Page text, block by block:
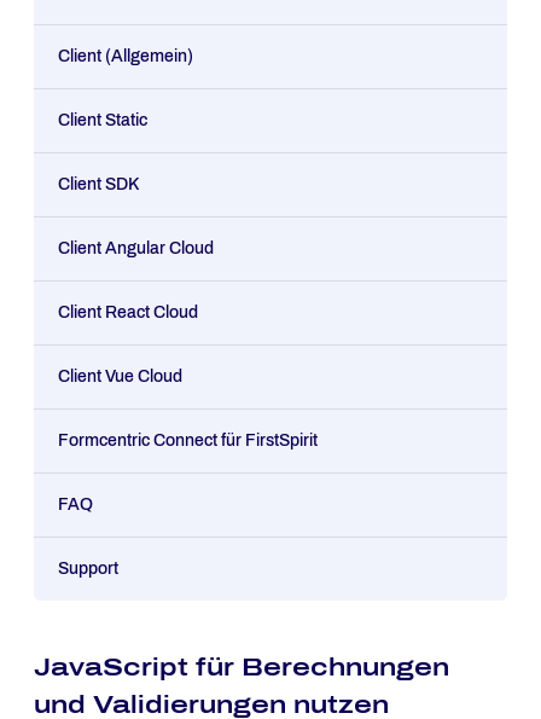
Client (Allgemein)
Client Static
Client SDK
Client Angular Cloud
Client React Cloud
Client Vue Cloud
Formcentric Connect für FirstSpirit
FAQ
Support
JavaScript für Berechnungen
und Validierungen nutzen